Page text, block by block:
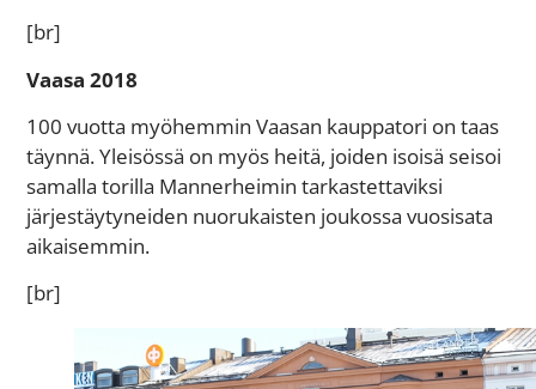
[br]
Vaasa 2018
100 vuotta myöhemmin Vaasan kauppatori on taas
täynnä. Yleisössä on myös heitä, joiden isoisä seisoi
samalla torilla Mannerheimin tarkastettaviksi
järjestäytyneiden nuorukaisten joukossa vuosisata
aikaisemmin.
[br]